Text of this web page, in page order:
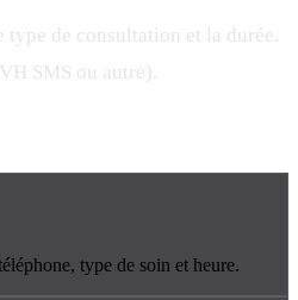
de consultation et la durée.
SMS ou autre).
type de soin et heure.